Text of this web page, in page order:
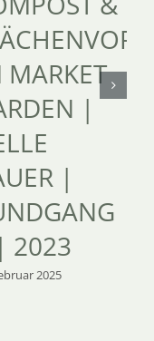
MARKET
|
|
2023
2025